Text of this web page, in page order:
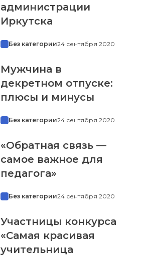
администрации
Иркутска
Без категории24 сентября 2020
Мужчина в
декретном отпуске:
плюсы и минусы
Без категории24 сентября 2020
«Обратная связь —
самое важное для
педагога»
Без категории24 сентября 2020
Участницы конкурса
«Самая красивая
учительница